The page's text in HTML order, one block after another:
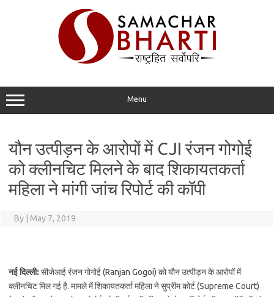
Menu
यौन उत्पीड़न के आरोपों में CJI रंजन गोगोई
को क्लीनचिट मिलने के बाद शिकायतकर्ता
महिला ने मांगी जांच रिपोर्ट की कॉपी
By May 7, 2019
नई दिल्ली: सीजेआई रंजन गोगोई (Ranjan Gogoi) को यौन उत्पीड़न के आरोपों में
क्लीनचिट मिल गई है. मामले में शिकायतकर्ता महिला ने सुप्रीम कोर्ट (Supreme Court)